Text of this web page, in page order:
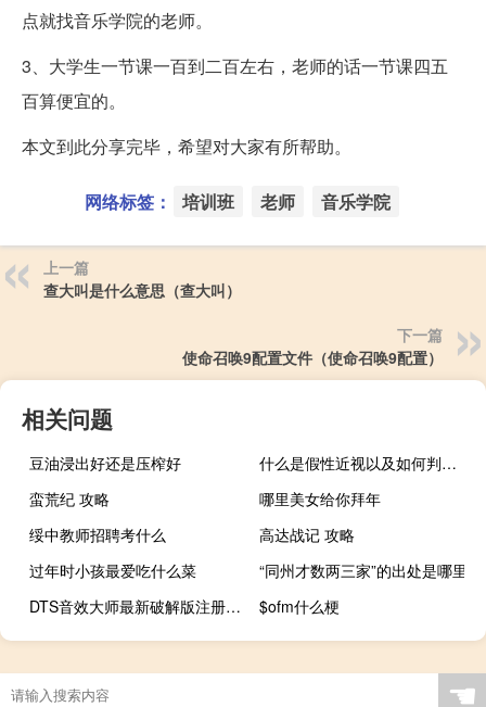
点就找音乐学院的老师。
3、大学生一节课一百到二百左右，老师的话一节课四五
百算便宜的。
本文到此分享完毕，希望对大家有所帮助。
网络标签： 培训班 老师 音乐学院
上一篇
查大叫是什么意思（查大叫）
下一篇
使命召唤9配置文件（使命召唤9配置）
相关问题
豆油浸出好还是压榨好
什么是假性近视以及如何判断（什么是假性近视）
蛮荒纪 攻略
哪里美女给你拜年
绥中教师招聘考什么
高达战记 攻略
过年时小孩最爱吃什么菜
“同州才数两三家”的出处是哪里
DTS音效大师最新破解版注册版 V20.12 免费版（DTS音效大师最新破解版注册版 V20.12 免费版功能简介）
$ofm什么梗
☚